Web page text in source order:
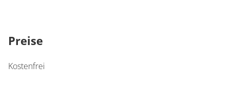
Preise
Kostenfrei